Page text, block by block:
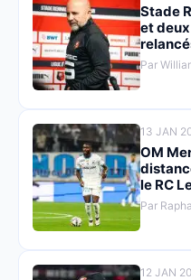
Stade
et
Par
13 JAN
OM
le RC
Par
12 JAN